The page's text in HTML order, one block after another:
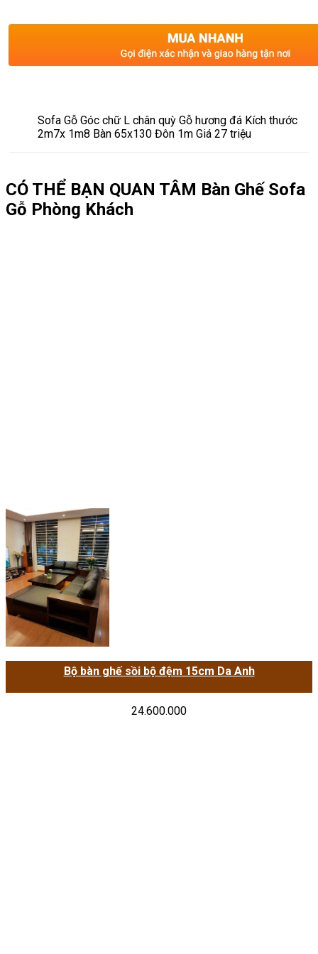
Sofa Gỗ Góc chữ L chân quỳ Gỗ hương đá Kích thước
2m7x 1m8 Bàn 65x130 Đôn 1m Giá 27 triệu
CÓ THỂ BẠN QUAN TÂM Bàn Ghế Sofa
Gỗ Phòng Khách
Bộ bàn ghế sồi bộ đệm 15cm Da Anh
24.600.000